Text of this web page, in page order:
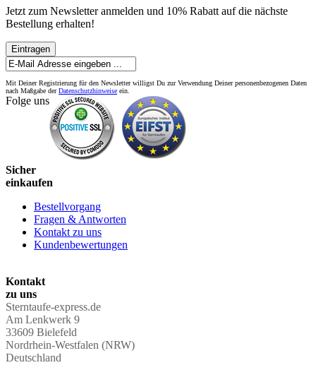
Jetzt zum Newsletter anmelden und 10% Rabatt auf die nächste
Bestellung erhalten!
Eintragen
Mit Deiner Registrierung für den Newsletter willigst Du zur Verwendung Deiner personenbezogenen Daten
nach Maßgabe derDatenschutzhinweise ein.
Folge uns
Sicher
einkaufen
Bestellvorgang
Fragen & Antworten
Kontakt zu uns
Kundenbewertungen
Kontakt
zu uns
Sterntaufe-express.de
Am Lenkwerk 9
33609 Bielefeld
Nordrhein-Westfalen (NRW)
Deutschland